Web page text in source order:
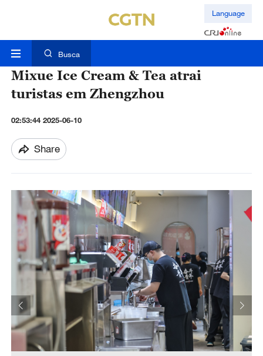
Language
Busca
Mixue Ice Cream & Tea atrai
turistas em Zhengzhou
02:53:44 2025-06-10
Share